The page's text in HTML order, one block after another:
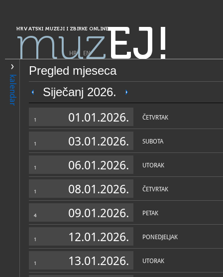
HRVATSKI MUZEJI I ZBIRKE ONLINE
muzEJ!
HR| EN
kalendar
Pregled mjeseca
Siječanj 2026.
1 01.01.2026. ČETVRTAK
1 03.01.2026. SUBOTA
1 06.01.2026. UTORAK
1 08.01.2026. ČETVRTAK
4 09.01.2026. PETAK
1 12.01.2026. PONEDJELJAK
1 13.01.2026. UTORAK
PRETRAŽIVANJE
Grad Zagreb
Zbirke Grkokatoličkog
sv. Ćirila i Metoda, Zagreb
OPĆI PODACI
Zbirka vjerske zajednice